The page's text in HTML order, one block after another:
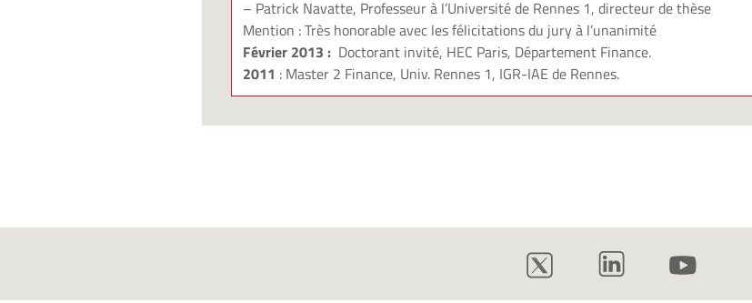
– Patrick Navatte, Professeur à l’Université de Rennes 1, directeur de thèse
Mention : Très honorable avec les félicitations du jury à l’unanimité
Février 2013 : Doctorant invité, HEC Paris, Département Finance.
2011 : Master 2 Finance, Univ. Rennes 1, IGR-IAE de Rennes.